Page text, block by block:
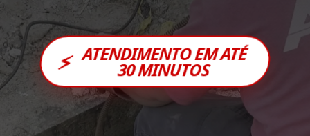
⚡ ATENDIMENTO EM ATÉ
30 MINUTOS